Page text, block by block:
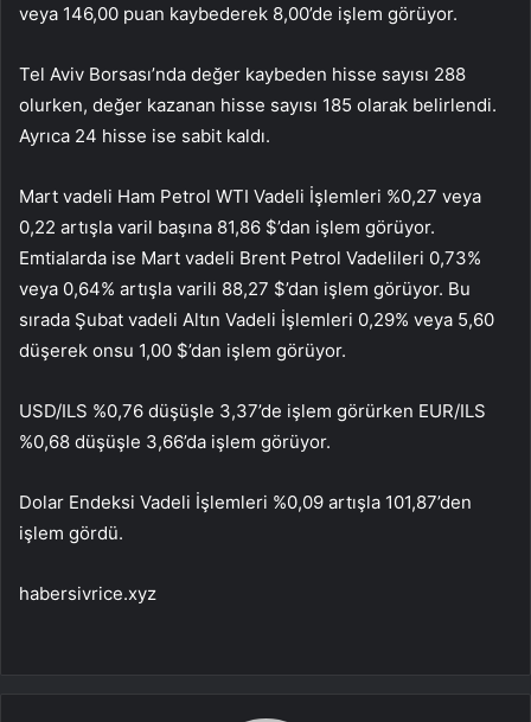
veya 146,00 puan kaybederek 8,00’de işlem görüyor.
Tel Aviv Borsası’nda değer kaybeden hisse sayısı 288
olurken, değer kazanan hisse sayısı 185 olarak belirlendi.
Ayrıca 24 hisse ise sabit kaldı.
Mart vadeli Ham Petrol WTI Vadeli İşlemleri %0,27 veya
0,22 artışla varil başına 81,86 $’dan işlem görüyor.
Emtialarda ise Mart vadeli Brent Petrol Vadelileri 0,73%
veya 0,64% artışla varili 88,27 $’dan işlem görüyor. Bu
sırada Şubat vadeli Altın Vadeli İşlemleri 0,29% veya 5,60
düşerek onsu 1,00 $’dan işlem görüyor.
USD/ILS %0,76 düşüşle 3,37’de işlem görürken EUR/ILS
%0,68 düşüşle 3,66’da işlem görüyor.
Dolar Endeksi Vadeli İşlemleri %0,09 artışla 101,87’den
işlem gördü.
habersivrice.xyz